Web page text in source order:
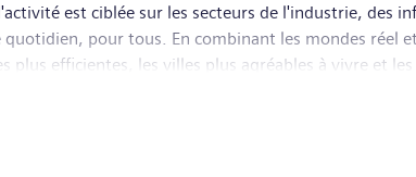
est ciblée sur les secteurs de l'industrie, des
pour tous. En combinant les mondes réel
efficientes, les villes plus agréables à vivre et
Healthineers, un leader mondial des